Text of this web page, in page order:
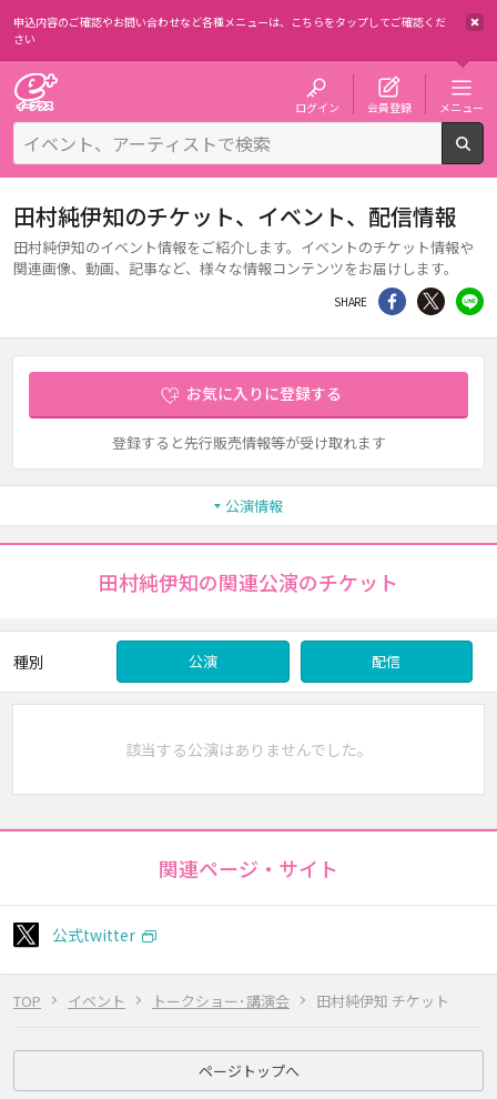
申込内容のご確認やお問い合わせなど各種メニューは、 こちらをタップしてご確認くだ
さい
ログイン 会員登録 メニュー
TOP イベント トークショー･講演会 田村純伊知 チケット
田村純伊知のチケット、イベント、配信情報
田村純伊知のイベント情報をご紹介します。イベントのチケット情報や
関連画像、動画、記事など、様々な情報コンテンツをお届けします。
SHARE シェア Twitter
お気に入りに登録する
登録すると先行販売情報等が受け取れます
公演情報
田村純伊知の関連公演のチケット
種別 公演 配信
該当する公演はありませんでした。
関連ページ・サイト
公式twitter
ページトップへ